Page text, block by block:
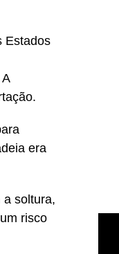
Estados
era
a soltura,
risco